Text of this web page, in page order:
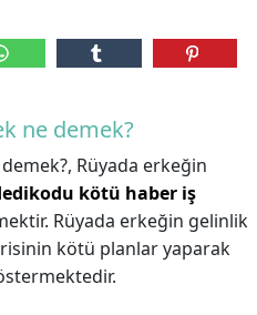
ne demek?
Rüyada erkeğin
kötü haber iş
Rüyada erkeğin gelinlik
kötü planlar yaparak